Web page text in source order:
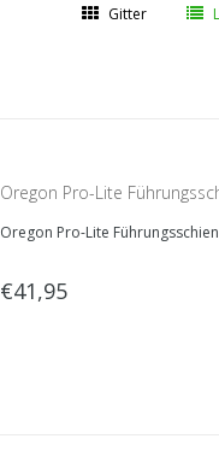
Gitter
Oregon Pro-Lite
Oregon Pro-Lite
€41,95